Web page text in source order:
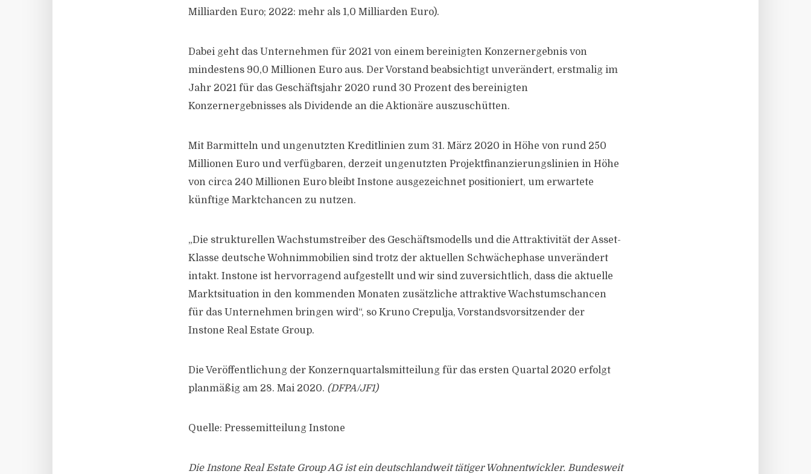
Milliarden Euro; 2022: mehr als 1,0 Milliarden Euro).
Dabei geht das Unternehmen für 2021 von einem bereinigten Konzernergebnis von
mindestens 90,0 Millionen Euro aus. Der Vorstand beabsichtigt unverändert, erstmalig im
Jahr 2021 für das Geschäftsjahr 2020 rund 30 Prozent des bereinigten
Konzernergebnisses als Dividende an die Aktionäre auszuschütten.
Mit Barmitteln und ungenutzten Kreditlinien zum 31. März 2020 in Höhe von rund 250
Millionen Euro und verfügbaren, derzeit ungenutzten Projektfinanzierungslinien in Höhe
von circa 240 Millionen Euro bleibt Instone ausgezeichnet positioniert, um erwartete
künftige Marktchancen zu nutzen.
„Die strukturellen Wachstumstreiber des Geschäftsmodells und die Attraktivität der Asset-
Klasse deutsche Wohnimmobilien sind trotz der aktuellen Schwächephase unverändert
intakt. Instone ist hervorragend aufgestellt und wir sind zuversichtlich, dass die aktuelle
Marktsituation in den kommenden Monaten zusätzliche attraktive Wachstumschancen
für das Unternehmen bringen wird“, so Kruno Crepulja, Vorstandsvorsitzender der
Instone Real Estate Group.
Die Veröffentlichung der Konzernquartalsmitteilung für das ersten Quartal 2020 erfolgt
planmäßig am 28. Mai 2020. (DFPA/JF1)
Quelle: Pressemitteilung Instone
Die Instone Real Estate Group AG ist ein deutschlandweit tätiger Wohnentwickler. Bundesweit